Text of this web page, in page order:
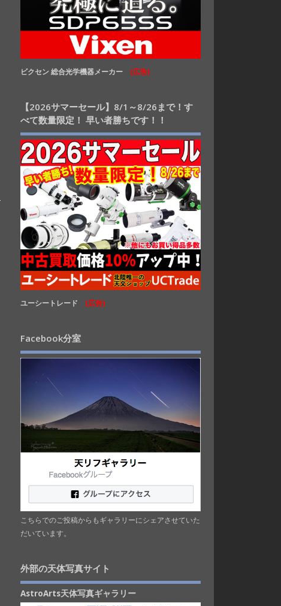
ビクセン 総合光学機器メーカー (広告)
【2026サマーセール】8/1～8/26まで！す
べて数量限定！ 早い者勝ちです！！
ユーシートレード (広告)
Facebook分室
こちらでのご投稿からもギャラリーにシェアさせていた
だいています。
外部の天体写真サイト
AstroArts天体写真ギャラリー